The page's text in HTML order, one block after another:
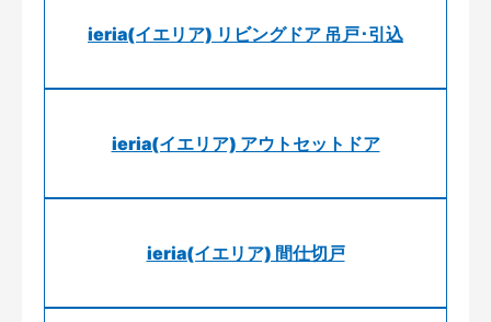
ieria(イエリア) リビングドア 吊戸･引込
ieria(イエリア) アウトセットドア
ieria(イエリア) 間仕切戸